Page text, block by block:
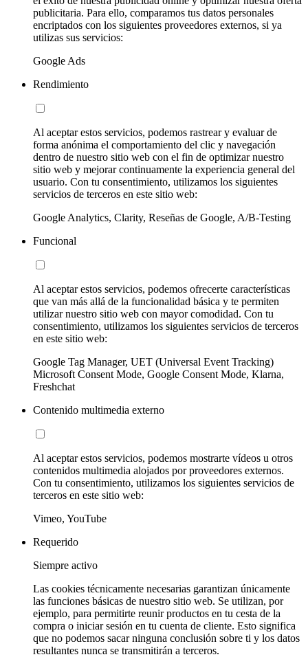
publicitaria. Para ello, comparamos tus datos personales
encriptados con los siguientes proveedores externos, si ya
utilizas sus servicios:
Google Ads
Rendimiento
Al aceptar estos servicios, podemos rastrear y evaluar de
forma anónima el comportamiento del clic y navegación
dentro de nuestro sitio web con el fin de optimizar nuestro
sitio web y mejorar continuamente la experiencia general del
usuario. Con tu consentimiento, utilizamos los siguientes
servicios de terceros en este sitio web:
Google Analytics, Clarity, Reseñas de Google, A/B-Testing
Funcional
Al aceptar estos servicios, podemos ofrecerte características
que van más allá de la funcionalidad básica y te permiten
utilizar nuestro sitio web con mayor comodidad. Con tu
consentimiento, utilizamos los siguientes servicios de terceros
en este sitio web:
Google Tag Manager, UET (Universal Event Tracking)
Microsoft Consent Mode, Google Consent Mode, Klarna,
Freshchat
Contenido multimedia externo
Al aceptar estos servicios, podemos mostrarte vídeos u otros
contenidos multimedia alojados por proveedores externos.
Con tu consentimiento, utilizamos los siguientes servicios de
terceros en este sitio web:
Vimeo, YouTube
Requerido
Siempre activo
Las cookies técnicamente necesarias garantizan únicamente
las funciones básicas de nuestro sitio web. Se utilizan, por
ejemplo, para permitirte reunir productos en tu cesta de la
compra o iniciar sesión en tu cuenta de cliente. Esto significa
que no podemos sacar ninguna conclusión sobre ti y los datos
resultantes nunca se transmitirán a terceros.